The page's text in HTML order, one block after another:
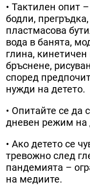
• Тактилен опит
бодли,
пластмасова
вода в банята,
глина, кинетичен
бръснене,
според
нужди на детето.
• Опитайте се да
дневен режим на
• Ако детето се
тревожно след
пандемията –
на медиите.